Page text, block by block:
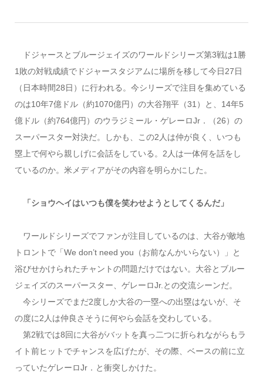
ドジャースとブルージェイズのワールドシリーズ第3戦は1勝
1敗の対戦成績でドジャースタジアムに場所を移して今日27日
（日本時間28日）に行われる。今シリーズで注目を集めている
のは10年7億ドル（約1070億円）の大谷翔平（31）と、14年5
億ドル（約764億円）のウラジミール・ゲレーロJr．（26）の
スーパースター対決だ。しかも、この2人は仲が良く、いつも
塁上で何やら親しげに会話をしている。2人は一体何を話をし
ているのか。米メディアがその内容を明らかにした。
「ショウヘイはいつも僕を笑わせようとしてくるんだ」
ワールドシリーズでファンが注目しているのは、大谷が敵地
トロントで「We don’t need you（お前なんかいらない）」と
浴びせかけられたチャントの問題だけではない。大谷とブルー
ジェイズのスーパースター、ゲレーロJr.との交流シーンだ。
今シリーズでまだ2度しか大谷の一塁への出塁はないが、そ
の度に2人は仲良さそうに何やら会話を交わしている。
第2戦では8回に大谷がバットを真っ二つに折られながらもラ
イト前ヒットでチャンスを広げたが、その際、ベースの前に立
っていたゲレーロJr．と衝突しかけた。